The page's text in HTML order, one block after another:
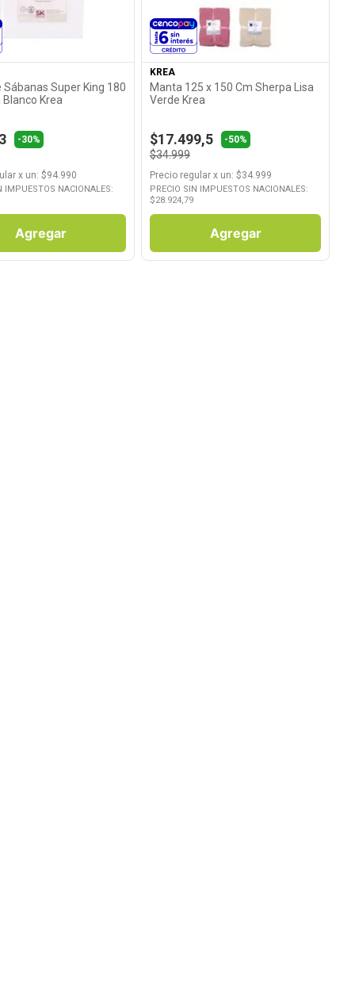
Ver Producto
Sábanas Super King 180
Blanco Krea
-30%
x un: $94.990
IMPUESTOS NACIONALES:
Agregar
Ver Producto
KREA
Manta 125 x 150 Cm Sherpa Lisa
Verde Krea
$17.499,5 -50%
$34.999
Precio regular x un: $34.999
PRECIO SIN IMPUESTOS NACIONALES:
$28.924,79
Agregar